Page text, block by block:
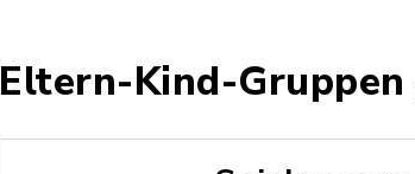
Eltern-Kind-